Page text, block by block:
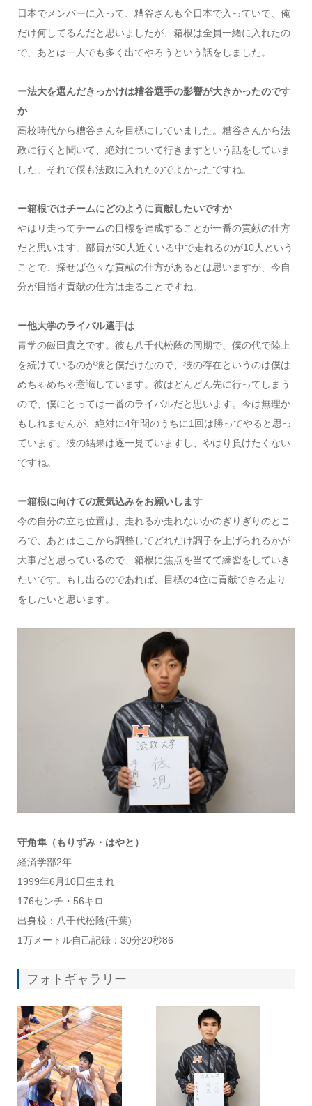
日本でメンバーに入って、糟谷さんも全日本で入っていて、俺
だけ何してるんだと思いましたが、箱根は全員一緒に入れたの
で、あとは一人でも多く出てやろうという話をしました。
ー法大を選んだきっかけは糟谷選手の影響が大きかったのです
か
高校時代から糟谷さんを目標にしていました。糟谷さんから法
政に行くと聞いて、絶対について行きますという話をしていま
した。それで僕も法政に入れたのでよかったですね。
ー箱根ではチームにどのように貢献したいですか
やはり走ってチームの目標を達成することが一番の貢献の仕方
だと思います。部員が50人近くいる中で走れるのが10人という
ことで、探せば色々な貢献の仕方があるとは思いますが、今自
分が目指す貢献の仕方は走ることですね。
ー他大学のライバル選手は
青学の飯田貴之です。彼も八千代松蔭の同期で、僕の代で陸上
を続けているのが彼と僕だけなので、彼の存在というのは僕は
めちゃめちゃ意識しています。彼はどんどん先に行ってしまう
ので、僕にとっては一番のライバルだと思います。今は無理か
もしれませんが、絶対に4年間のうちに1回は勝ってやると思っ
ています。彼の結果は逐一見ていますし、やはり負けたくない
ですね。
ー箱根に向けての意気込みをお願いします
今の自分の立ち位置は、走れるか走れないかのぎりぎりのとこ
ろで、あとはここから調整してどれだけ調子を上げられるかが
大事だと思っているので、箱根に焦点を当てて練習をしていき
たいです。もし出るのであれば、目標の4位に貢献できる走り
をしたいと思います。
守角隼（もりずみ・はやと）
経済学部2年
1999年6月10日生まれ
176センチ・56キロ
出身校：八千代松陰(千葉)
1万メートル自己記録：30分20秒86
フォトギャラリー